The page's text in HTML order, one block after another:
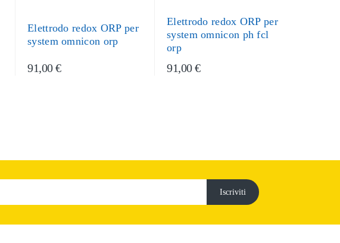
Elettrodo redox ORP per
system omnicon orp
91,00 €
Elettrodo redox ORP per
system omnicon ph fcl
orp
91,00 €